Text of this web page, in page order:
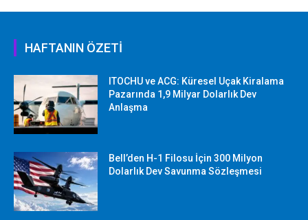
HAFTANIN ÖZETİ
ITOCHU ve ACG: Küresel Uçak Kiralama
Pazarında 1,9 Milyar Dolarlık Dev
Anlaşma
Bell’den H-1 Filosu İçin 300 Milyon
Dolarlık Dev Savunma Sözleşmesi